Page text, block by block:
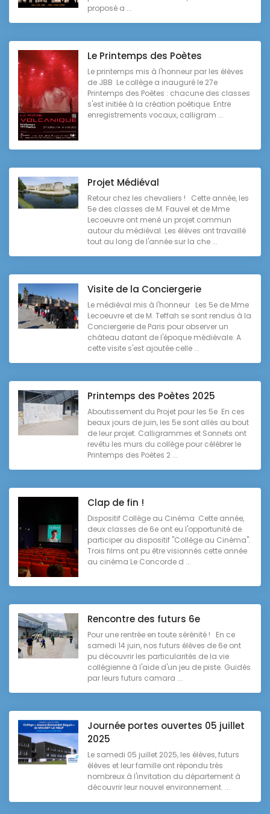
proposé a ...
Le Printemps des Poètes
Le printemps mis à l'honneur par les élèves
de JBB Le collège a inauguré le 27e
Printemps des Poètes : chacune des classes
s'est initiée à la création poétique. Entre
enregistrements vocaux, calligram ...
Projet Médiéval
Retour chez les chevaliers ! Cette année, les
5e des classes de M. Fauvel et de Mme
Lecoeuvre ont mené un projet commun
autour du médiéval. Les élèves ont travaillé
tout au long de l'année sur la che ...
Visite de la Conciergerie
Le médiéval mis à l'honneur Les 5e de Mme
Lecoeuvre et de M. Teffah se sont rendus à la
Conciergerie de Paris pour observer un
château datant de l'époque médiévale. A
cette visite s'est ajoutée celle ...
Printemps des Poètes 2025
Aboutissement du Projet pour les 5e En ces
beaux jours de juin, les 5e sont allés au bout
de leur projet. Calligrammes et Sonnets ont
revêtu les murs du collège pour célébrer le
Printemps des Poètes 2 ...
Clap de fin !
Dispositif Collège au Cinéma Cette année,
deux classes de 6e ont eu l'opportunité de
participer au dispositif "Collège au Cinéma".
Trois films ont pu être visionnés cette année
au cinéma Le Concorde d ...
Rencontre des futurs 6e
Pour une rentrée en toute sérénité ! En ce
samedi 14 juin, nos futurs élèves de 6e ont
pu découvrir les particularités de la vie
collégienne à l'aide d'un jeu de piste. Guidés
par leurs futurs camara ...
Journée portes ouvertes 05 juillet
2025
Le samedi 05 juillet 2025, les élèves, futurs
élèves et leur famille ont répondu très
nombreux à l'invitation du département à
découvrir leur nouvel environnement. ...